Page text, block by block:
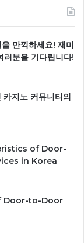
만끽하세요! 재미
러분을 기다립니다!
카지노 커뮤니티의
of Door-
in Korea
Door-to-Door